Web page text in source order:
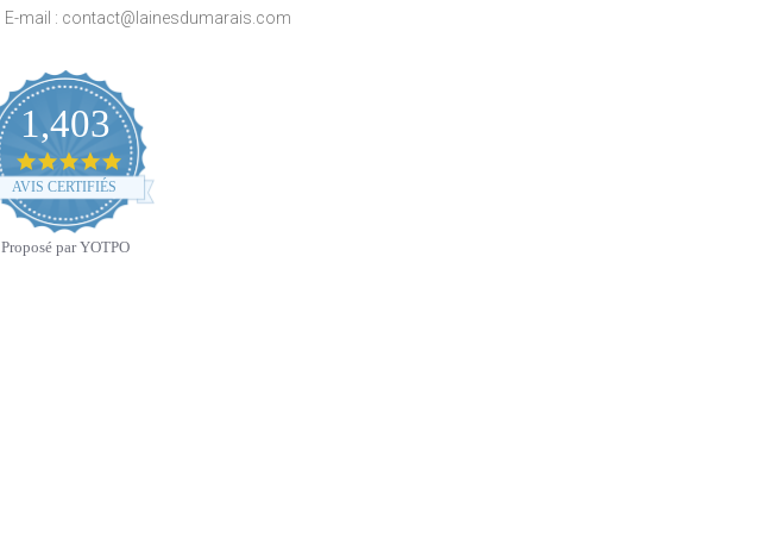
E-mail : contact@lainesdumarais.com
1,403
4.9
star
rating
AVIS CERTIFIÉS
Proposé par YOTPO